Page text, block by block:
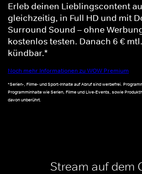
Erleb deinen Lieblingscontent
gleichzeitig, in Full HD und mit
Surround Sound – ohne
kostenlos testen. Danach 6 €
kündbar.*
Noch mehr Informationen zu WOW Premium
*Serien-, Filme- und Sport-Inhalte auf Abruf sind werbefrei.
Programminhalte wie Serien, Filme und Live-Events, sowie
davon unberührt.
Stream auf dem